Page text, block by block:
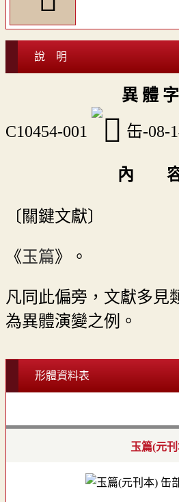
說 明
異 體 字
C10454-001 缶-08-
內
〔關鍵文獻〕
《玉篇》。
凡同此偏旁，文獻多見
為異體演變之例。
形體資料表
玉篇(元